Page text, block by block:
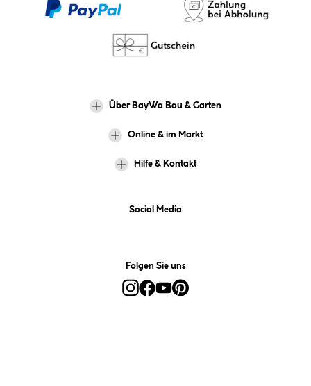
Über BayWa Bau & Garten
Online & im Markt
Hilfe & Kontakt
Social Media
Folgen Sie uns